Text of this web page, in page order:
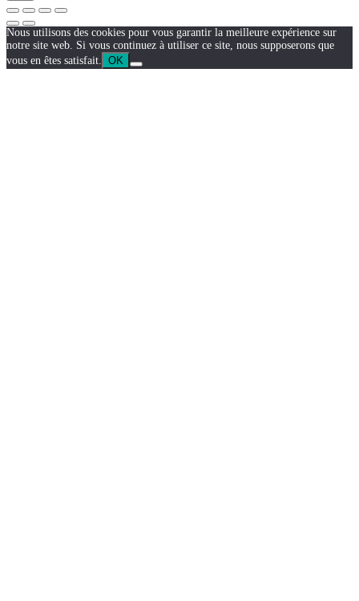
Nous utilisons des cookies pour vous garantir la meilleure expérience sur
notre site web. Si vous continuez à utiliser ce site, nous supposerons que
vous en êtes satisfait.
OK